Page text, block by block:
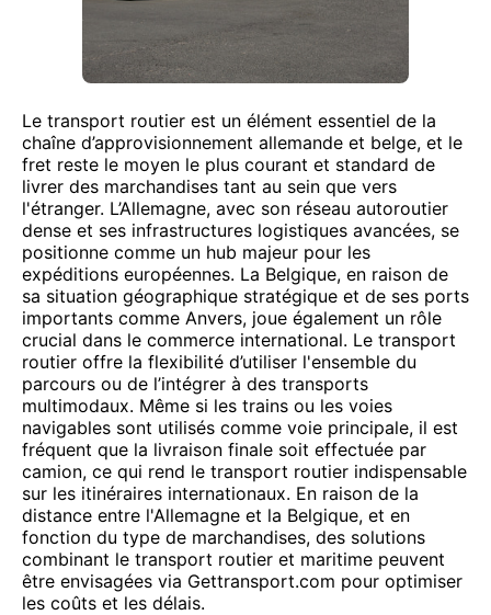
Le transport routier est un élément essentiel de la
chaîne d’approvisionnement allemande et belge, et le
fret reste le moyen le plus courant et standard de
livrer des marchandises tant au sein que vers
l'étranger. L’Allemagne, avec son réseau autoroutier
dense et ses infrastructures logistiques avancées, se
positionne comme un hub majeur pour les
expéditions européennes. La Belgique, en raison de
sa situation géographique stratégique et de ses ports
importants comme Anvers, joue également un rôle
crucial dans le commerce international. Le transport
routier offre la flexibilité d’utiliser l'ensemble du
parcours ou de l’intégrer à des transports
multimodaux. Même si les trains ou les voies
navigables sont utilisés comme voie principale, il est
fréquent que la livraison finale soit effectuée par
camion, ce qui rend le transport routier indispensable
sur les itinéraires internationaux. En raison de la
distance entre l'Allemagne et la Belgique, et en
fonction du type de marchandises, des solutions
combinant le transport routier et maritime peuvent
être envisagées via Gettransport.com pour optimiser
les coûts et les délais.